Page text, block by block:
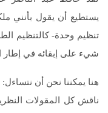
يستطيع أن يقول بأنني
تنظيم وحدة- كالتنظيم
شيء على إبقائه في إطار
هنا يمكننا نحن أن
ناقش كل المقولات